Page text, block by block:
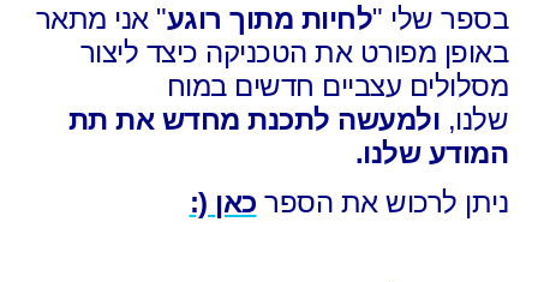
בספר שלי "לחיות מתוך רוגע" אני מתאר
באופן מפורט את הטכניקה כיצד ליצור
מסלולים עצביים חדשים במוח
שלנו, ולמעשה לתכנת מחדש את תת
המודע שלנו.
ניתן לרכוש את הספר כאן (: